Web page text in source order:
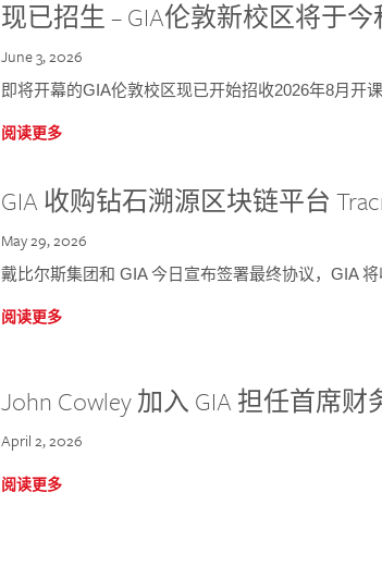
现已招生 – GIA伦敦新校区将于
June 3, 2026
即将开幕的GIA伦敦校区现已开始招收2026年8月开课
阅读更多
GIA 收购钻石溯源区块链平台
May 29, 2026
戴比尔斯集团和 GIA 今日宣布签署最终协议，GIA 将
阅读更多
John Cowley 加入 GIA 担任首席财
April 2, 2026
阅读更多